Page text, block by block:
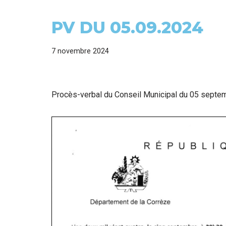
PV DU 05.09.2024
7 novembre 2024
Procès-verbal du Conseil Municipal du 05